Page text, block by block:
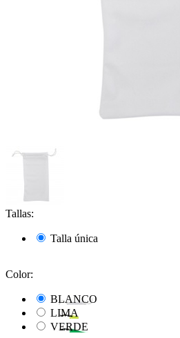
Tallas:
Talla única
Color:
BLANCO
LIMA
VERDE